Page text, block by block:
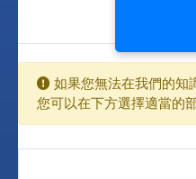
如果您無法在我們的知
您可以在下方選擇適當的